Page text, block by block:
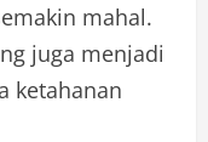
mahal.
juga menjadi
ketahanan